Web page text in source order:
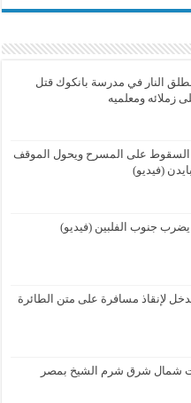
مطلق النار في مدرسة بانكوك قتل
زملائه ومعلميه
السقوط على المسرح ويحول الموقف
(فيديو)
لإنقاذ مسافرة على متن الطائرة